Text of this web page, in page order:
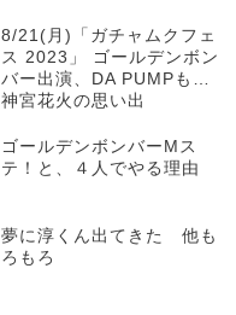
8/21(月)「ガチャムクフェ
ス 2023」 ゴールデンボン
バー出演、DA PUMPも…
神宮花火の思い出
ゴールデンボンバーMス
テ！と、４人でやる理由
夢に淳くん出てきた 他も
ろもろ